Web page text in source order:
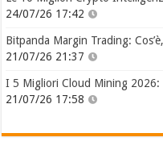
24/07/26 17:42
Bitpanda Margin Trading:
21/07/26 21:37
I 5 Migliori Cloud Mining 2026:
21/07/26 17:58